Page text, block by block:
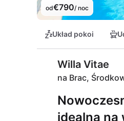
od€790/ noc
Układ pokoi
Willa Vitae
na Brac,
idealna